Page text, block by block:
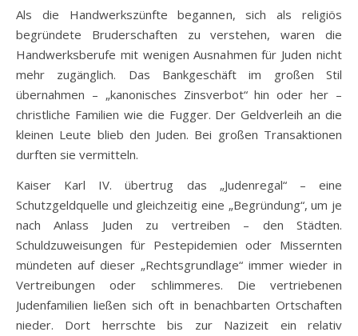
Als die Handwerkszünfte begannen, sich als religiös
begründete Bruderschaften zu verstehen, waren die
Handwerksberufe mit wenigen Ausnahmen für Juden nicht
mehr zugänglich. Das Bankgeschäft im großen Stil
übernahmen – „kanonisches Zinsverbot“ hin oder her –
christliche Familien wie die Fugger. Der Geldverleih an die
kleinen Leute blieb den Juden. Bei großen Transaktionen
durften sie vermitteln.
Kaiser Karl IV. übertrug das „Judenregal“ – eine
Schutzgeldquelle und gleichzeitig eine „Begründung“, um je
nach Anlass Juden zu vertreiben – den Städten.
Schuldzuweisungen für Pestepidemien oder Missernten
mündeten auf dieser „Rechtsgrundlage“ immer wieder in
Vertreibungen oder schlimmeres. Die vertriebenen
Judenfamilien ließen sich oft in benachbarten Ortschaften
nieder. Dort herrschte bis zur Nazizeit ein relativ